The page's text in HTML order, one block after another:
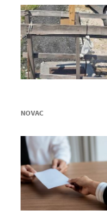
NOVAC